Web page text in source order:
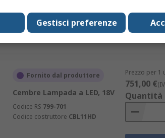
Fornito dal produttore
Cembre Lampada a LED, 18V
Codice RS 799-701
Codice costruttore CBL11HD
Prezzo per 1
751,00 €
Quantità
Gestisci preferenze